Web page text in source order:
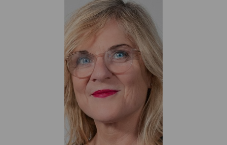
und Wedekinds »Lulu«, mit Volker Lösch in Bertolt Brechts
»Die Dreigroschenoper« und mit Michael Talke in Arthur
Millers »Tod eines Handlungsreisenden« sowie in »Die
Orestie« von Aischylos.
Aktuell ist er zu erleben in Frank Castorfs Inszenierung von
Georg Büchners »Dantons Tod« und als Saladin in
Hermann Schmidt-Rahmers Inszenierung von Lessings
»Nathan der Weise«.